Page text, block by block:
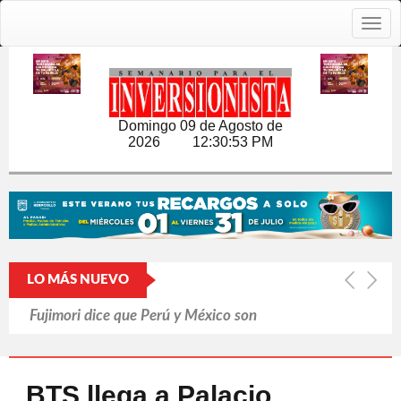
Domingo 09 de Agosto de
2026 12:30:54 PM
LO MÁS NUEVO
Fujimori dice que Perú y México son
Pasa Mundial factura a mexicanos